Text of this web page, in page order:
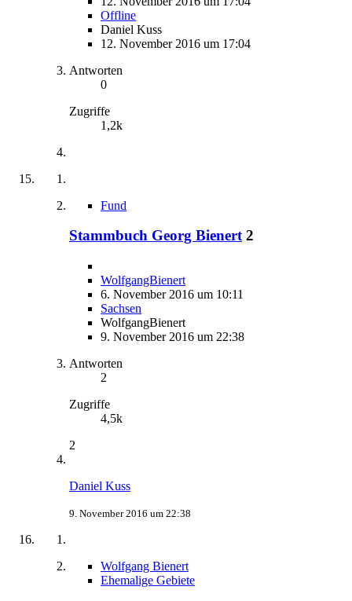
Offline
Daniel Kuss
12. November 2016 um 17:04
Antworten
0
Zugriffe
1,2k
Fund
Stammbuch Georg Bienert 2
WolfgangBienert
6. November 2016 um 10:11
Sachsen
WolfgangBienert
9. November 2016 um 22:38
Antworten
2
Zugriffe
4,5k
2
Daniel Kuss
9. November 2016 um 22:38
Wolfgang Bienert
Ehemalige Gebiete